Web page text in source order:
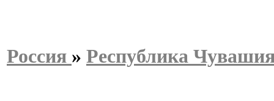
Россия » Республика